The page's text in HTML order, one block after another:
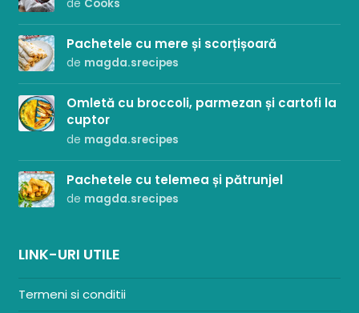
de Cooks
Pachetele cu mere și scorțișoară
de magda.srecipes
Omletă cu broccoli, parmezan și cartofi la
cuptor
de magda.srecipes
Pachetele cu telemea și pătrunjel
de magda.srecipes
LINK-URI UTILE
Termeni si conditii